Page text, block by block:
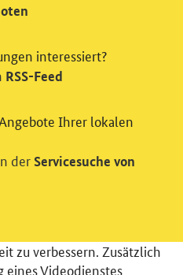
und / oder
um Ihre Einwilligung für
zu verbessern. Zusätzlich
eines Videodienstes
interessiert?
RSS-Feed
Ihrer lokalen
der Servicesuche von